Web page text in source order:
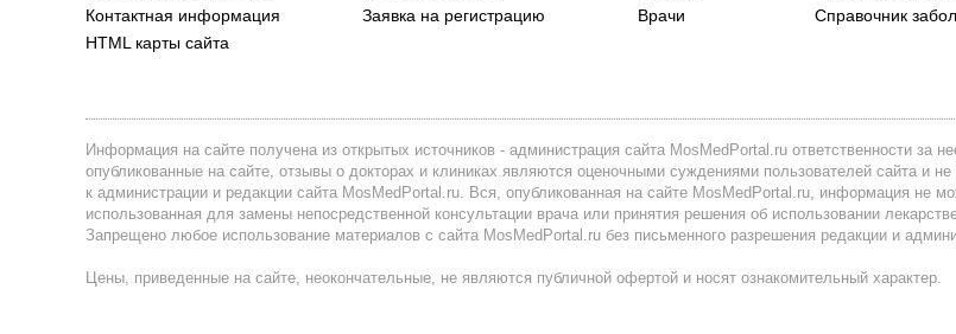
Контактная информация
HTML карты сайта
Заявка на регистрацию
Врачи
Справочник
Информация на сайте получена из открытых источников - администрация сайта MosMedPortal.ru ответственности за
опубликованные на сайте, отзывы о докторах и клиниках являются оценочными суждениями пользователей сайта и
к администрации и редакции сайта MosMedPortal.ru. Вся, опубликованная на сайте MosMedPortal.ru, информация не
использованная для замены непосредственной консультации врача или принятия решения об использовании
Запрещено любое использование материалов с сайта MosMedPortal.ru без письменного разрешения редакции и
Цены, приведенные на сайте, неокончательные, не являются публичной офертой и носят ознакомительный характер.